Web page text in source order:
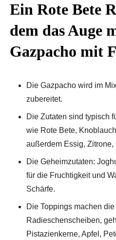
Ein Rote Bete
dem das Auge
Gazpacho mit
Die Gazpacho wird im
zubereitet.
Die Zutaten sind typisch
wie Rote Bete,
außerdem Essig,
Die Geheimzutaten:
für die Fruchtigkeit und
Schärfe.
Die Toppings machen
Radieschenscheiben,
Pistazienkerne, Apfel,